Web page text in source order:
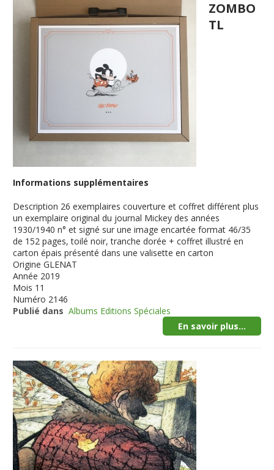
ZOMBO
TL
Informations supplémentaires
Description 26 exemplaires couverture et coffret différent plus
un exemplaire original du journal Mickey des années
1930/1940 n° et signé sur une image encartée format 46/35
de 152 pages, toilé noir, tranche dorée + coffret illustré en
carton épais présenté dans une valisette en carton
Origine GLENAT
Année 2019
Mois 11
Numéro 2146
Publié dans Albums Editions Spéciales
En savoir plus...